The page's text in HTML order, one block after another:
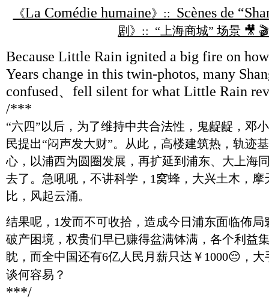
《La Comédie humaine》:: Scènes de
剧》:: “上海商城” 场景 🎥
Because Little Rain ignited a big fire on
Years change in this twin-photos, many
confused、fell silent for what Little Rain
/***
“六四”以后，为了维持中共合法性，鬼龊龊，邓
民提出“闷声发大财”。从此，高楼建筑热，轨迹
心，以浦西为圆圈发展，再扩延到浦东、大上海
去了。急吼吼，不讲科学，1窝蜂，大兴土木，
比，风起云涌。
结果呢，1发而不可收拾，造成今日浦东面临佈
破产困境，权贵们早已赚得盆满钵满，各个利益
眈，而全中国还有6亿人民月薪只达￥1000😔，
谈何容易？
***/